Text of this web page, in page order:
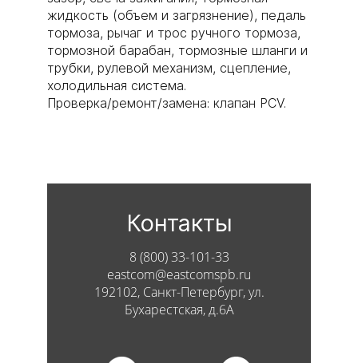
жидкость (объем и загрязнение), педаль
тормоза, рычаг и трос ручного тормоза,
тормозной барабан, тормозные шланги и
трубки, рулевой механизм, сцепление,
холодильная система.
Проверка/ремонт/замена: клапан PCV.
Контакты
8 (800) 33-101-33
eastcom@eastcomspb.ru
192102, Санкт-Петербург, ул.
Бухарестская, д.6А